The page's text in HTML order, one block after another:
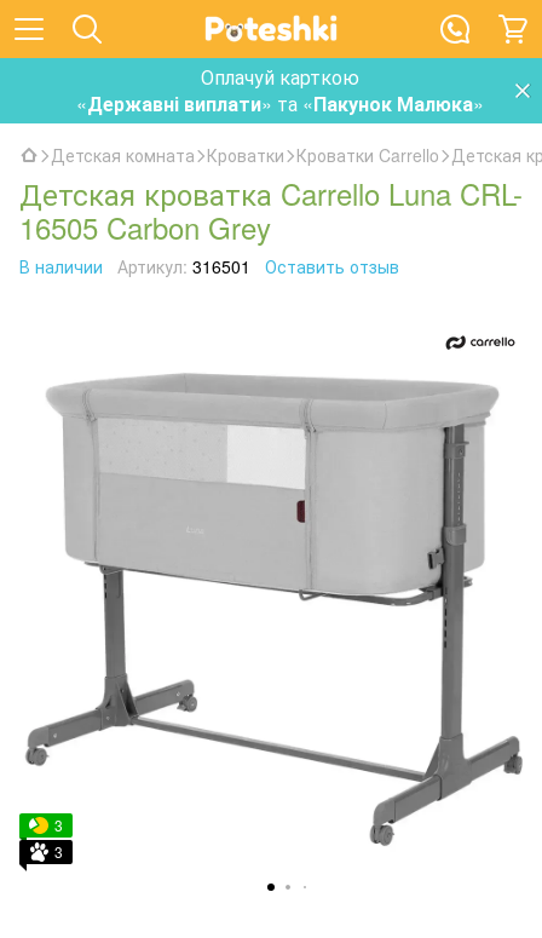
Оплачуй карткою
«Державні виплати» та «Пакунок Малюка»
Детская комната Кроватки Кроватки Carrello Детская
Детская кроватка Carrello Luna CRL-
16505 Carbon Grey
В наличии Артикул: 316501 Оставить отзыв
3
3